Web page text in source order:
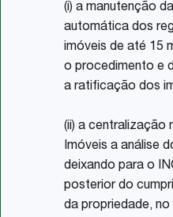
(i) a manutenção
automática dos
imóveis de até 15
o procedimento e
a ratificação dos
(ii) a centralização
Imóveis a análise
deixando para o
posterior do
da propriedade,